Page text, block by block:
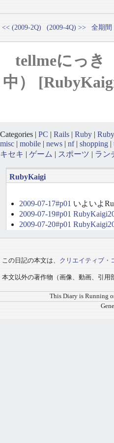
<< (2009-2Q) (2009-4Q) >> 全期間
tellmeにっき
中）
Categories | PC | Rails | Ruby |
misc | mobile | news | nf| shopping |
キセキ | ゲーム | スポーツ | ラン
RubyKaigi
2009-07-17#p01 いよいよ
2009-07-19#p01
2009-07-20#p01
この日記の本文は、 クリエイティブ・
本文以外の著作物（画像、動画、引
This Diary is Running